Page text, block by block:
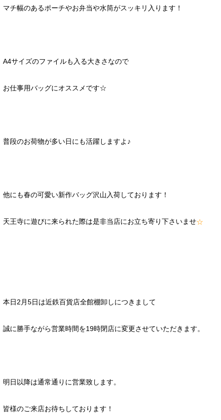
マチ幅のあるポーチやお弁当や水筒がスッキリ入ります！
A4サイズのファイルも入る大きさなので
お仕事用バッグにオススメです☆
普段のお荷物が多い日にも活躍しますよ♪
他にも春の可愛い新作バッグ沢山入荷しております！
天王寺に遊びに来られた際は是非当店にお立ち寄り下さいませ☆
本日2月5日は近鉄百貨店全館棚卸しにつきまして
誠に勝手ながら営業時間を19時閉店に変更させていただきます。
明日以降は通常通りに営業致します。
皆様のご来店お待ちしております！